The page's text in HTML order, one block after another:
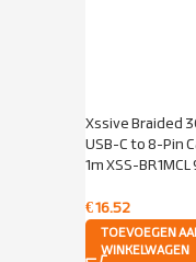
Xssive Braided
USB-C to 8-Pin
1m XSS-BR1MCL
€16.52
TOEVOEGEN
WINKELWAGEN